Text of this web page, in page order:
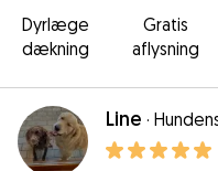
Dyrlæge
dækning
Gratis
aflysning
Line ·